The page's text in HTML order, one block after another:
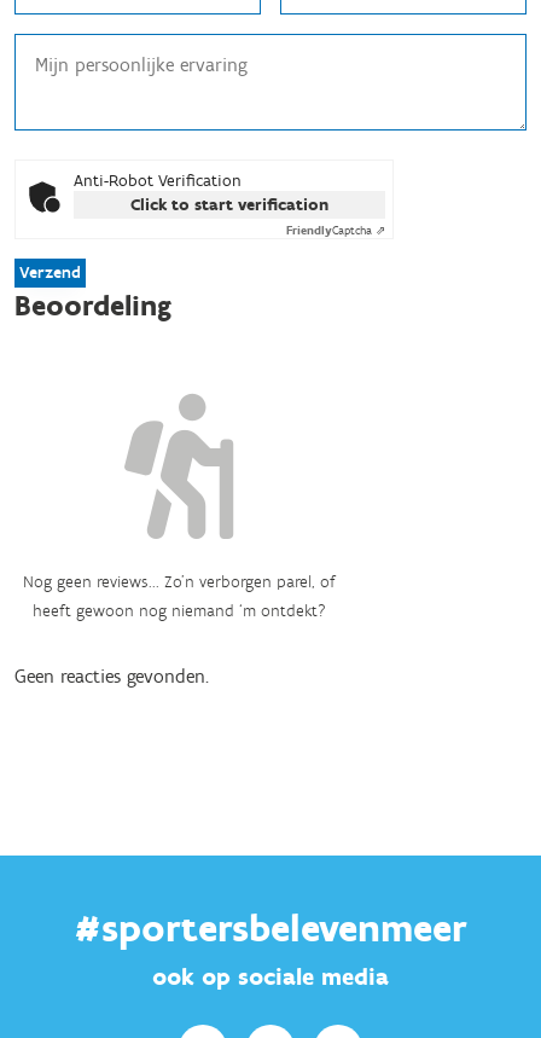
Anti-Robot Verification
Click to start verification
FriendlyCaptcha ⇗
Verzend
Beoordeling
Nog geen reviews... Zo’n verborgen parel, of
heeft gewoon nog niemand ‘m ontdekt?
Geen reacties gevonden.
#sportersbelevenmeer
ook op sociale media